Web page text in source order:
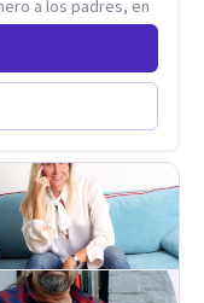
personal,
un espacio de